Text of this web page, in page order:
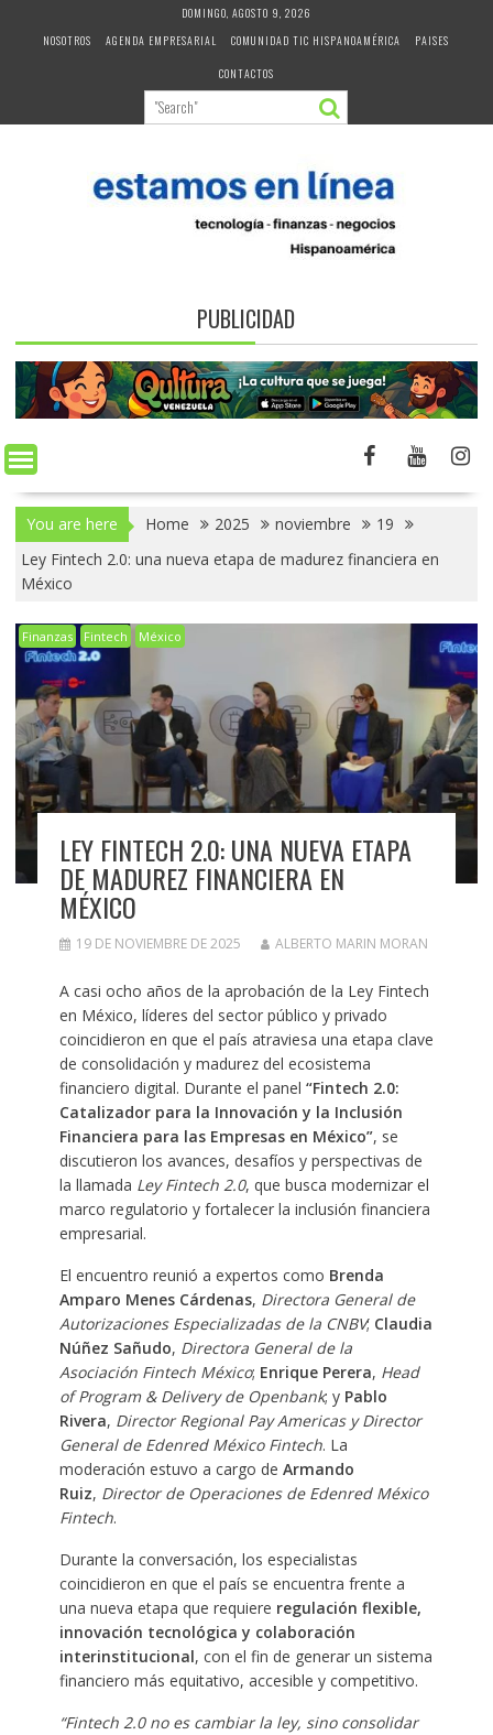
DOMINGO, AGOSTO 9, 2026
NOSOTROS
AGENDA EMPRESARIAL COMUNIDAD TIC HISPANOAMÉRICA
PAISES
CONTACTOS
PUBLICIDAD
You are here Home 2025 noviembre
19
Ley Fintech 2.0: una nueva etapa de madurez financiera en
México
Finanzas Fintech México
LEY FINTECH 2.0: UNA NUEVA ETAPA
DE MADUREZ FINANCIERA EN
MÉXICO
19 DE NOVIEMBRE DE 2025 ALBERTO MARIN MORAN
A casi ocho años de la aprobación de la Ley Fintech
en México, líderes del sector público y privado
coincidieron en que el país atraviesa una etapa clave
de consolidación y madurez del ecosistema
financiero digital. Durante el panel “Fintech 2.0:
Catalizador para la Innovación y la Inclusión
Financiera para las Empresas en México”, se
discutieron los avances, desafíos y perspectivas de
la llamada Ley Fintech 2.0, que busca modernizar el
marco regulatorio y fortalecer la inclusión financiera
empresarial.
El encuentro reunió a expertos como Brenda
Amparo Menes Cárdenas, Directora General de
Autorizaciones Especializadas de la CNBV; Claudia
Núñez Sañudo, Directora General de la
Asociación Fintech México; Enrique Perera, Head
of Program & Delivery de Openbank; y Pablo
Rivera, Director Regional Pay Americas y Director
General de Edenred México Fintech. La
moderación estuvo a cargo de Armando
Ruiz, Director de Operaciones de Edenred México
Fintech.
Durante la conversación, los especialistas
coincidieron en que el país se encuentra frente a
una nueva etapa que requiere regulación flexible,
innovación tecnológica y colaboración
interinstitucional, con el fin de generar un sistema
financiero más equitativo, accesible y competitivo.
“Fintech 2.0 no es cambiar la ley, sino consolidar